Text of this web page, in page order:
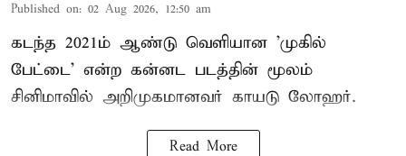
Published on: 02 Aug 2026, 12:50 am
கடந்த 2021ம் ஆண்டு வெளியான 'முகில்
பேட்டை' என்ற கன்னட படத்தின் மூலம்
சினிமாவில் அறிமுகமானவர் காயடு லோஹர்.
Read More